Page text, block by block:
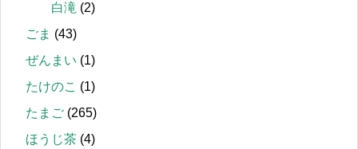
白滝 (2)
ごま (43)
ぜんまい (1)
たけのこ (1)
たまご (265)
ほうじ茶 (4)